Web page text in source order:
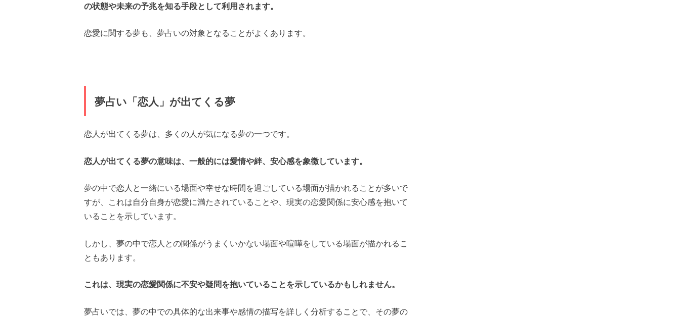
の状態や未来の予兆を知る手段として利用されます。
恋愛に関する夢も、夢占いの対象となることがよくあります。
夢占い「恋人」が出てくる夢
恋人が出てくる夢は、多くの人が気になる夢の一つです。
恋人が出てくる夢の意味は、一般的には愛情や絆、安心感を象徴しています。
夢の中で恋人と一緒にいる場面や幸せな時間を過ごしている場面が描かれることが多いで
すが、これは自分自身が恋愛に満たされていることや、現実の恋愛関係に安心感を抱いて
いることを示しています。
しかし、夢の中で恋人との関係がうまくいかない場面や喧嘩をしている場面が描かれるこ
ともあります。
これは、現実の恋愛関係に不安や疑問を抱いていることを示しているかもしれません。
夢占いでは、夢の中での具体的な出来事や感情の描写を詳しく分析することで、その夢の